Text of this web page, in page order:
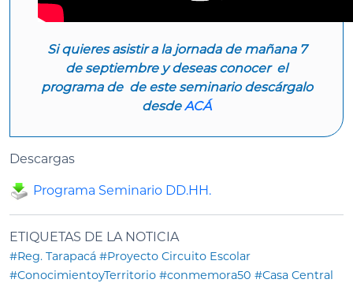
Si quieres asistir a la jornada de mañana 7
de septiembre y deseas conocer el
programa de de este seminario descárgalo
desdeACÁ
Descargas
Programa Seminario DD.HH.
ETIQUETAS DE LA NOTICIA
#Reg. Tarapacá #Proyecto Circuito Escolar
#ConocimientoyTerritorio #conmemora50 #Casa Central